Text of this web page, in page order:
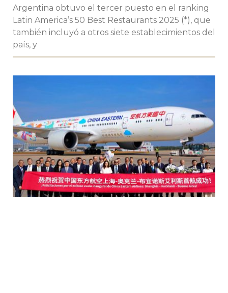
Argentina obtuvo el tercer puesto en el ranking
Latin America’s 50 Best Restaurants 2025 (*), que
también incluyó a otros siete establecimientos del
país, y